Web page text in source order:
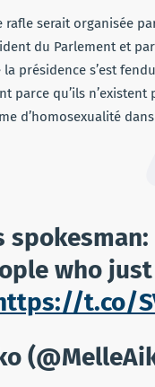
rafle serait organisée
du Parlement et
présidence s’est
parce qu’ils
d’homosexualité
who
t.co/